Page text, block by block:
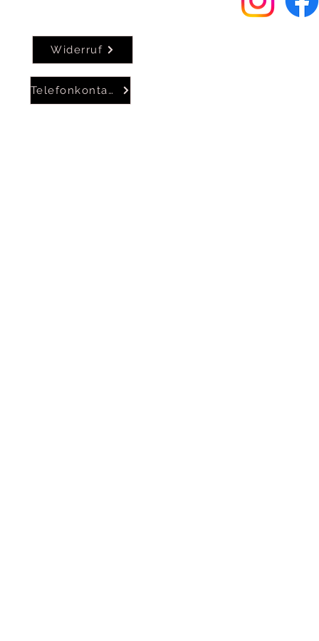
Widerruf
Telefonkontakt